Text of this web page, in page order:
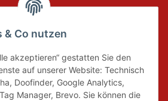
& Co nutzen
akzeptieren“ gestatten Sie den
auf unserer Website: Technisch
Doofinder, Google Analytics,
Manager, Brevo. Sie können die
Verantwortung und erfüllen unsere
Systembeteiligung nach dem